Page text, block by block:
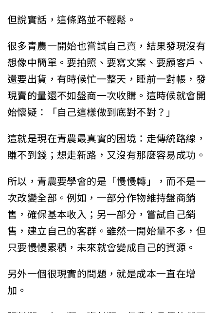
但說實話，這條路並不輕鬆。
很多青農一開始也嘗試自己賣，結果發現沒有
想像中簡單。要拍照、要寫文案、要顧客戶、
還要出貨，有時候忙一整天，睡前一對帳，發
現賣的量還不如盤商一次收購。這時候就會開
始懷疑：「自己這樣做到底對不對？」
這就是現在青農最真實的困境：走傳統路線，
賺不到錢；想走新路，又沒有那麼容易成功。
所以，青農要學會的是「慢慢轉」，而不是一
次改變全部。例如，一部分作物維持盤商銷
售，確保基本收入；另一部分，嘗試自己銷
售，建立自己的客群。雖然一開始量不多，但
只要慢慢累積，未來就會變成自己的資源。
另外一個很現實的問題，就是成本一直在增
加。